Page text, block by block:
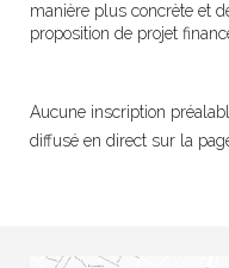
manière plus concrète et
proposition de projet
Aucune inscription
diffusé en direct sur la